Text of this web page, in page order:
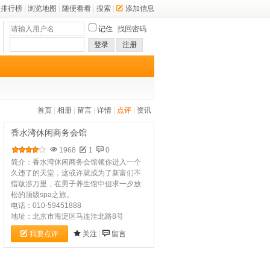
排行榜 浏览地图 随便看看 搜索 添加信息
记住 找回密码
登录
注册
首页 相册 留言 详情 点评 资讯
香水湾休闲商务会馆
1968 1
0
简介：香水湾休闲商务会馆领你进入一个
久违了的天堂，这或许就成为了新富们不
惜跋涉万里，在男子养生馆中但求一夕放
松的顶级spa之旅。
电话：010-59451888
地址：北京市海淀区马连洼北路8号
我要点评 关注 留言